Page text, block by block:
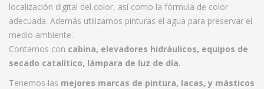
localización digital del color, así como la fórmula de color
adecuada. Además utilizamos pinturas el agua para preservar el
medio ambiente.
Contamos con cabina, elevadores hidráulicos, equipos de
secado catalítico, lámpara de luz de día.
Tenemos las mejores marcas de pintura, lacas, y másticos